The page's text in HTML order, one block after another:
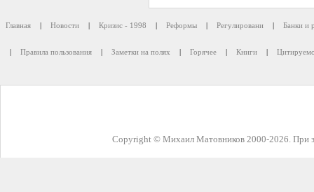
Главная | Новости | Кризис - 1998 | Реформы | Регулировани | Банки и
| Правила пользования | Заметки на полях | Горячее | Книги |
Copyright © Михаил Матовников 2000-2026. При